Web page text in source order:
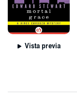
Vista previa